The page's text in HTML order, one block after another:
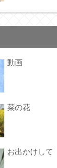
動画
菜の花
お出かけして